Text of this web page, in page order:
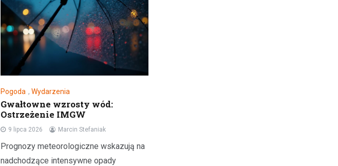
Pogoda , Wydarzenia
Gwałtowne wzrosty wód:
Ostrzeżenie IMGW
9 lipca 2026 Marcin Stefaniak
Prognozy meteorologiczne wskazują na
nadchodzące intensywne opady